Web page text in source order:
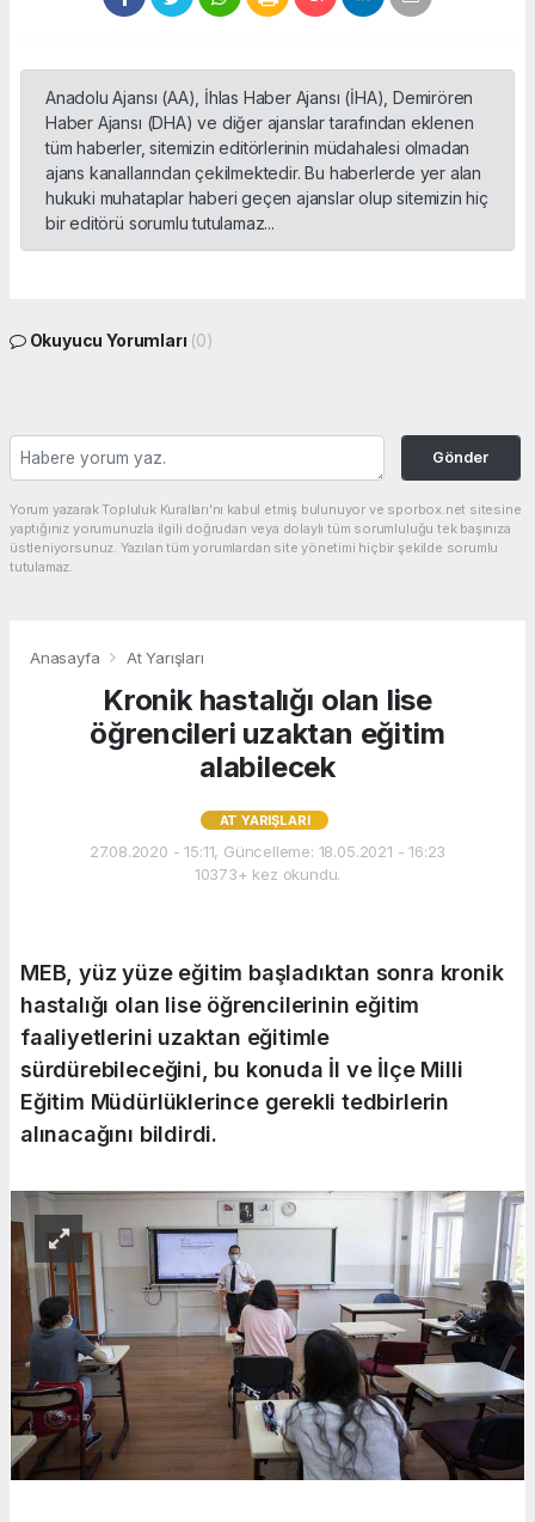
Anadolu Ajansı (AA), İhlas Haber Ajansı (İHA), Demirören
Haber Ajansı (DHA) ve diğer ajanslar tarafından eklenen
tüm haberler, sitemizin editörlerinin müdahalesi olmadan
ajans kanallarından çekilmektedir. Bu haberlerde yer alan
hukuki muhataplar haberi geçen ajanslar olup sitemizin hiç
bir editörü sorumlu tutulamaz...
Okuyucu Yorumları (0)
Gönder
Yorum yazarak Topluluk Kuralları’nı kabul etmiş bulunuyor ve sporbox.net sitesine
yaptığınız yorumunuzla ilgili doğrudan veya dolaylı tüm sorumluluğu tek başınıza
üstleniyorsunuz. Yazılan tüm yorumlardan site yönetimi hiçbir şekilde sorumlu
tutulamaz.
Anasayfa At Yarışları
Kronik hastalığı olan lise
öğrencileri uzaktan eğitim
alabilecek
AT YARIŞLARI
27.08.2020 - 15:11, Güncelleme: 18.05.2021 - 16:23
10373+ kez okundu.
MEB, yüz yüze eğitim başladıktan sonra kronik
hastalığı olan lise öğrencilerinin eğitim
faaliyetlerini uzaktan eğitimle
sürdürebileceğini, bu konuda İl ve İlçe Milli
Eğitim Müdürlüklerince gerekli tedbirlerin
alınacağını bildirdi.